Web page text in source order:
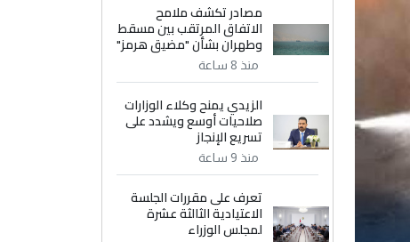
مصادر تكشف ملامح
الاتفاق المرتقب بين مسقط
وطهران بشأن "مضيق هرمز"
منذ 8 ساعة
الزيدي يمنح وكلاء الوزارات
صلاحيات أوسع ويشدد على
تسريع الإنجاز
منذ 9 ساعة
تعرف على مقررات الجلسة
الاعتيادية الثالثة عشرة
لمجلس الوزراء